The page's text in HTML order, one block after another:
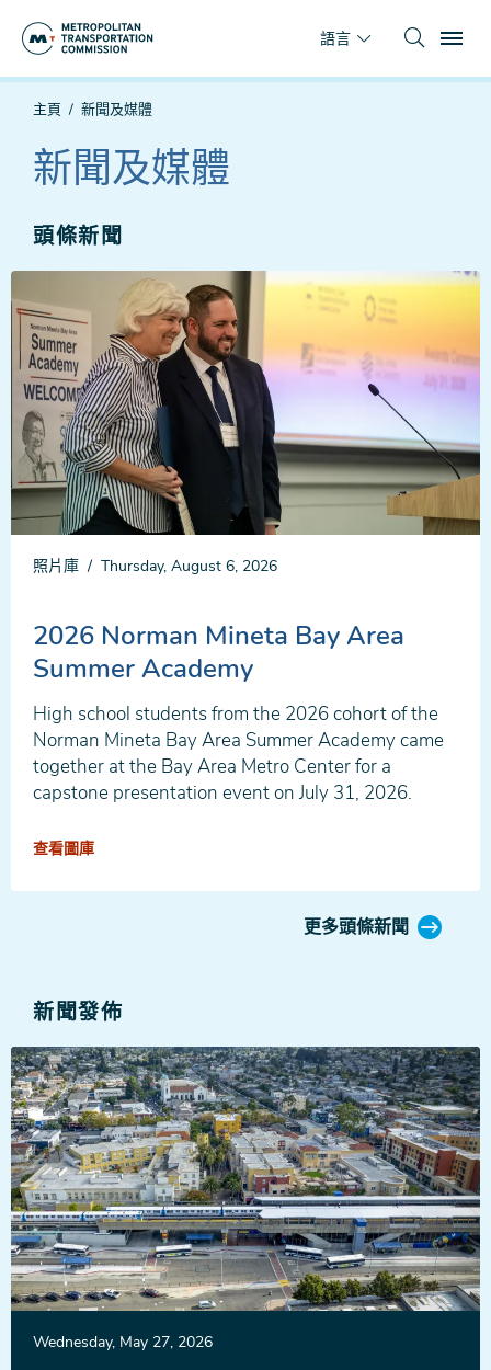
語言
你
這
裡
主頁 新聞及媒體
新聞及媒體
頭條新聞
照片庫 Thursday, August 6, 2026
2026 Norman Mineta Bay Area
Summer Academy
High school students from the 2026 cohort of the
Norman Mineta Bay Area Summer Academy came
together at the Bay Area Metro Center for a
capstone presentation event on July 31, 2026.
查看圖庫
更多頭條新聞
新聞發佈
新
Wednesday, May 27, 2026